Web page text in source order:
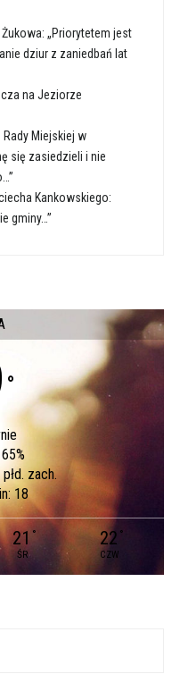
„Priorytetem jest
dziur z zaniedbań lat
na Jeziorze
Rady Miejskiej w
się zasiedzieli i nie
Kankowskiego:
gminy…”
°
zach.
18
21 °
ŚR
22 °
CZW